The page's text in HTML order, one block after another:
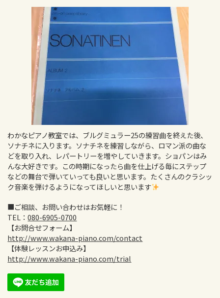
わかなピアノ教室では、ブルグミュラー25の練習曲を終えた後、
ソナチネに入ります。ソナチネを練習しながら、ロマン派の曲な
どを取り入れ、レパートリーを増やしていきます。ショパンはみ
んな大好きです。この時期になったら曲を仕上げる毎にステップ
などの舞台で弾いていっても良いと思います。たくさんのクラシッ
ク音楽を弾けるようになってほしいと思います
■ご相談、お問い合わせはお気軽に！
TEL：080-6905-0700
【お問合せフォーム】
http://www.wakana-piano.com/contact
【体験レッスンお申込み】
http://www.wakana-piano.com/trial